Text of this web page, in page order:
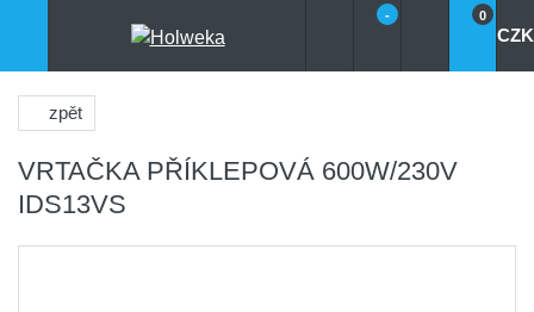
- 0
CZK
zpět
VRTAČKA PŘÍKLEPOVÁ 600W/230V
IDS13VS